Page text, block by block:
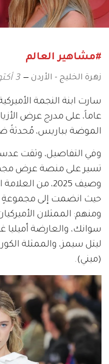
#مشاهير العالم
زهرة الخليج - الأردن 3 أكتوبر 2024
عاماً، على مدرج عرض
الموضة بباريس، مُحدثةً
وفي التفاصيل، وثقت
تسير على منصة عرض
حيث انضمت إلى مجموعةٍ
ومنهم: الممثلان
سوانك، والعارضة أميليا
ليتل سيمز، والممثلة
(ميني).